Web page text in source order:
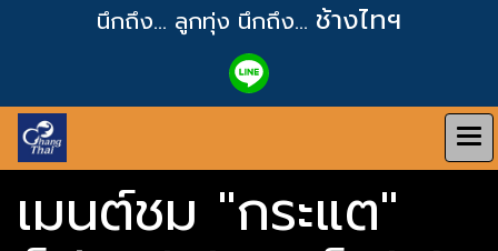
นึกถึง... ลูกทุ่ง นึกถึง... ช้างไทฯ
เมนต์ชม "กระแต"